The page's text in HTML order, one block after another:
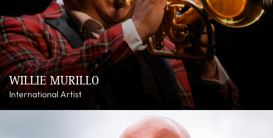
WILLIE MURILLO
International Artist